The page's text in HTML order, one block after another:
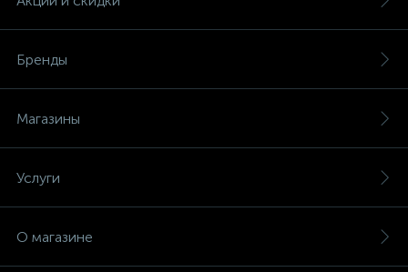
Бренды
Магазины
Услуги
О магазине